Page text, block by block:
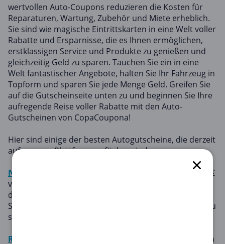
wertvollen Auto-Coupons reduzieren die Kosten für
Reparaturen, Wartung, Zubehör und Miete erheblich.
Sie sind wie magische Eintrittskarten in eine Welt voller
Rabatte und Ersparnisse, die es Ihnen ermöglichen,
erstklassigen Service und Produkte zu genießen und
gleichzeitig Geld zu sparen. Tauchen Sie ein in eine
Welt fantastischer Angebote, halten Sie Ihr Fahrzeug in
Topform und sparen Sie jede Menge Geld. Greifen Sie
auf die Gutscheinseite unten zu und beginnen Sie Ihre
aufregende Reise voller Rabatte mit den Auto-
Gutscheinen von CopaCoupona!
Hier sind einige der besten Autogutscheine, die derzeit
auf unserer Plattform verfügbar sind:
Netto
: Profitieren Sie ab einem Bestellwert von 1.000 €
von 70 € Rabatt auf alle Artikel der Kategorie Mobilität,
darunter Fahrräder, E-Bikes, Fahrradzubehör, E-
Scooter und vieles mehr. Das ist Ihre Chance, kräftig zu
sparen!
Reifen.com
: Goodyear Reifen kaufen & 20 € Gutschein